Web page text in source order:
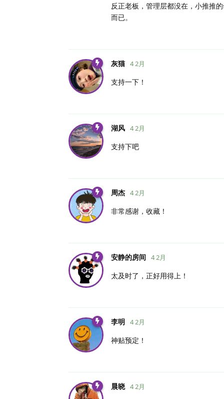
反正老板，管理层都没在，小推推
而已。
灰猫 4 2月
支持一下！
湖风 4 2月
支持下吧
周杰 4 2月
非常感谢，收藏！
安静的房间 4 2月
太及时了，正好用得上！
李明 4 2月
神贴预定！
晨晓 4 2月